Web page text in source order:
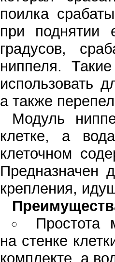
поилка
при поднятии
градусов,
ниппеля.
использовать
а также
Модуль
клетке, а
клеточном
Предназначен
крепления,
Простота
на стенке
комплекте, а